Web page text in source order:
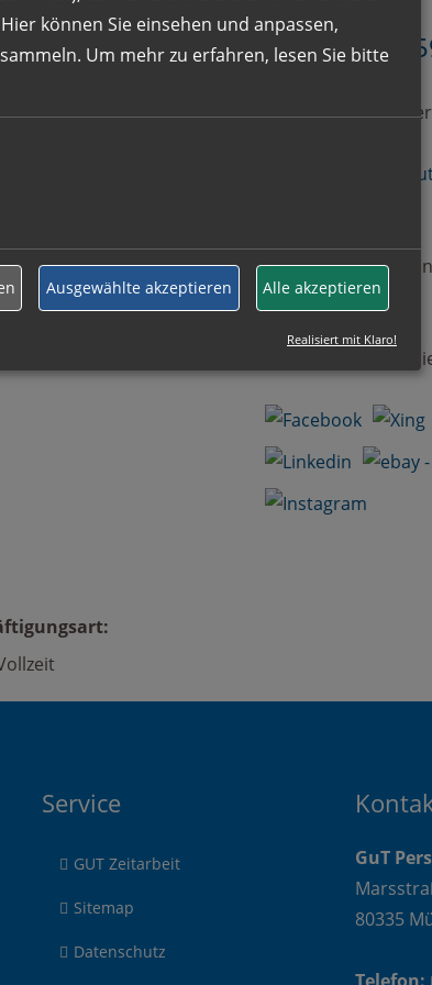
und kompletten
m/w/d,
eine
+49 (0)89
Ihre komplette
Wir werden
aufnehmen.
Wir freuen uns auf
Service
GUT Zeitarbeit
Sitemap
Datenschutz
GuT
80335
können Sie einsehen und anpassen,
Um mehr zu erfahren, lesen Sie bitte
Ausgewählte akzeptieren Alle akzeptieren
Realisiert mit Klaro!